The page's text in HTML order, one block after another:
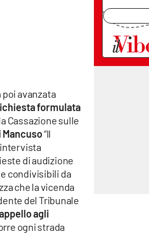
avanzata
formulata
Cassazione sulle
“Il
di audizione
condivisibili da
che la vicenda
del Tribunale
agli
ogni strada